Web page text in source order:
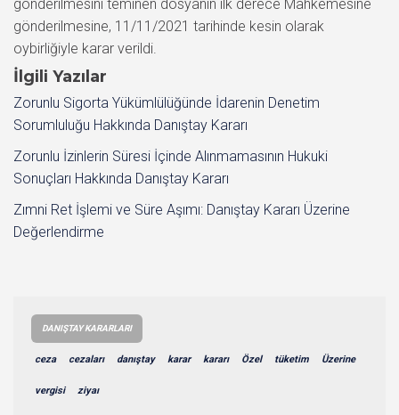
gönderilmesini teminen dosyanın ilk derece Mahkemesine
gönderilmesine, 11/11/2021 tarihinde kesin olarak
oybirliğiyle karar verildi.
İlgili Yazılar
Zorunlu Sigorta Yükümlülüğünde İdarenin Denetim
Sorumluluğu Hakkında Danıştay Kararı
Zorunlu İzinlerin Süresi İçinde Alınmamasının Hukuki
Sonuçları Hakkında Danıştay Kararı
Zımni Ret İşlemi ve Süre Aşımı: Danıştay Kararı Üzerine
Değerlendirme
DANIŞTAY KARARLARI
ceza cezaları danıştay karar kararı Özel tüketim Üzerine
vergisi ziyaı